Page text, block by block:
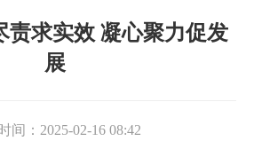
责求实效 凝心聚力促发
展
间： 2025-02-16 08:42